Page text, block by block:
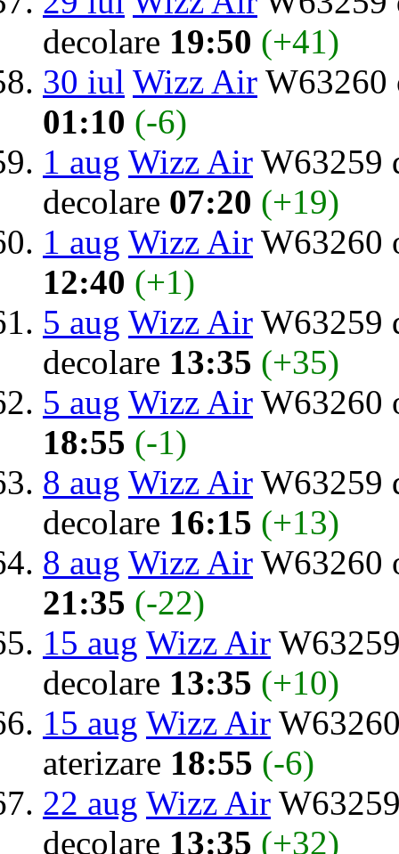
decolare 19:50 (+41)
30 iul Wizz Air
01:10 (-6)
1 aug Wizz Air W63259
decolare 07:20 (+19)
1 aug Wizz Air W63260
12:40 (+1)
5 aug Wizz Air W63259
decolare 13:35 (+35)
5 aug Wizz Air W63260
18:55 (-1)
8 aug Wizz Air W63259
decolare 16:15 (+13)
8 aug Wizz Air W63260
21:35 (-22)
15 aug Wizz Air
decolare 13:35 (+10)
15 aug Wizz Air
aterizare 18:55 (-6)
22 aug Wizz Air
decolare 13:35 (+32)